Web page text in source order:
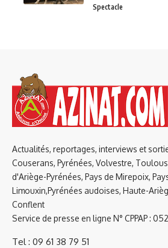
Spectacle
Actualités, reportages, interviews et
Couserans, Pyrénées, Volvestre,
d'Ariège-Pyrénées, Pays de Mirepoix,
Limouxin,Pyrénées audoises, Haute-
Conflent
Service de presse en ligne N° CPPAP :
Tel : 09 61 38 79 51